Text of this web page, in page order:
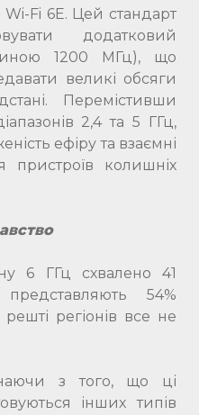
Wi-Fi 6E. Цей стандарт
додатковий
1200 МГц), що
великі обсяги
Перемістивши
2,4 та 5 ГГц,
ефіру та взаємні
пристроїв колишніх
6 ГГц схвалено 41
54%
регіонів все не
з того, що ці
інших типів